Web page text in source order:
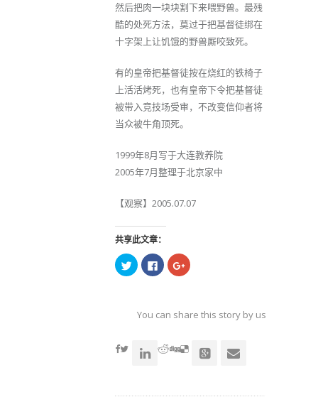
然后把肉一块块割下来喂野兽。最残
酷的处死方法，莫过于把基督徒绑在
十字架上让饥饿的野兽厮咬致死。
有的皇帝把基督徒按在烧红的铁椅子
上活活烤死，也有皇帝下令把基督徒
被带入竞技场受审，不改变信仰者将
当众被牛角顶死。
1999年8月写于大连教养院
2005年7月整理于北京家中
【观察】2005.07.07
共享此文章：
点
击
共
享
窗
口
点
击
共
享
窗
口
点
击
共
享
窗
口
You can share this story by using your